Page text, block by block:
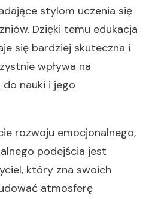
stylom uczenia się
Dzięki temu edukacja
się bardziej skuteczna i
wpływa na
nauki i jego
rozwoju emocjonalnego,
podejścia jest
który zna swoich
atmosferę